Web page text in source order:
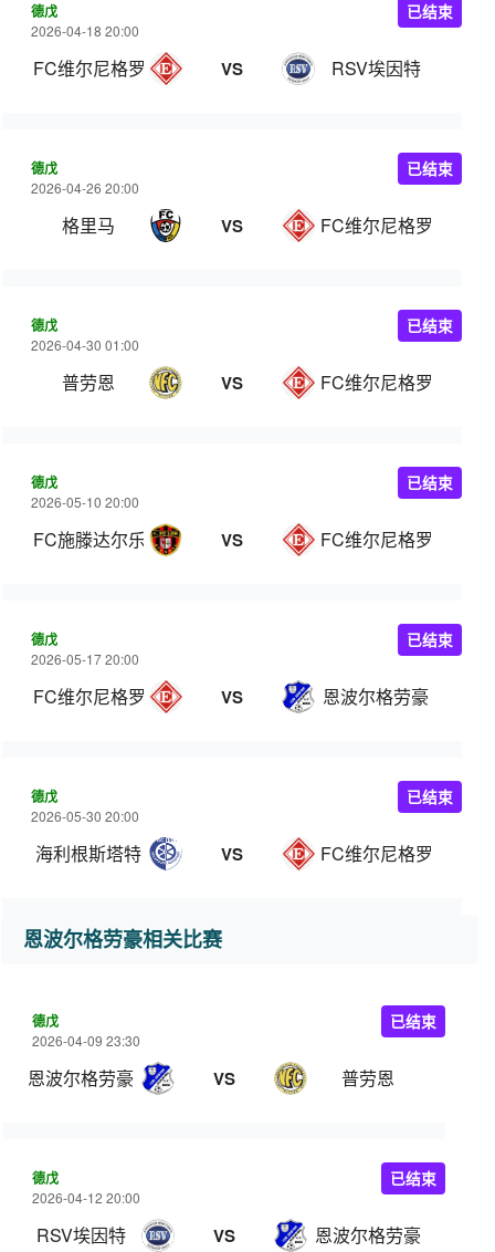
德戊
2026-04-18 20:00
FC维尔尼格罗德 VS RSV埃因特
已结束
德戊
2026-04-26 20:00
格里马 VS FC维尔尼格罗德
已结束
德戊
2026-04-30 01:00
普劳恩 VS FC维尔尼格罗德
已结束
德戊
2026-05-10 20:00
FC施滕达尔乐 VS FC维尔尼格罗德
已结束
德戊
2026-05-17 20:00
FC维尔尼格罗德 VS 恩波尔格劳豪
已结束
德戊
2026-05-30 20:00
海利根斯塔特 VS FC维尔尼格罗德
已结束
恩波尔格劳豪相关比赛
德戊
2026-04-09 23:30
恩波尔格劳豪 VS 普劳恩
已结束
德戊
2026-04-12 20:00
RSV埃因特 VS 恩波尔格劳豪
已结束